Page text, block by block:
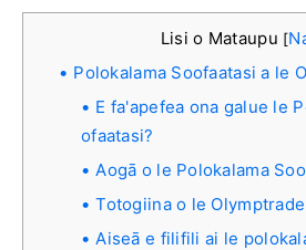
Lisi o Mataupu [
Polokalama Soofaatasi a le
E fa'apefea ona galue le
ofaatasi?
Aogā o le Polokalama
Totogiina o le Olymptrade
Aiseā e filifili ai le